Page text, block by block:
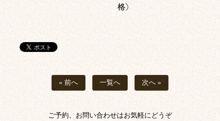
格）
« 前へ 一覧へ 次へ »
ご予約、お問い合わせはお気軽にどうぞ